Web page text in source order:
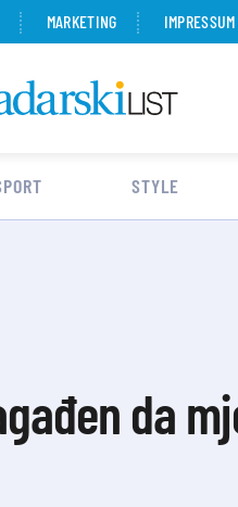
MARKETING IMPRESSUM
STYLE
da